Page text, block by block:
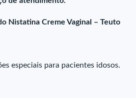
Nistatina Creme Vaginal – Teuto
especiais para pacientes idosos.